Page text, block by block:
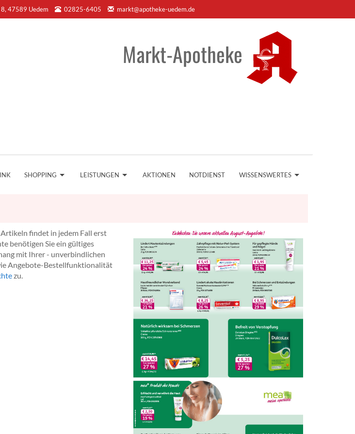
47589 Uedem 02825-6405 markt@apotheke-uedem.de
Markt-Apotheke
SHOPPING LEISTUNGEN AKTIONEN NOTDIENST WISSENSWERTES
findet in jedem Fall erst
benötigen Sie ein gültiges
mit Ihrer - unverbindlichen
Angebote-Bestellfunktionalität
zu.